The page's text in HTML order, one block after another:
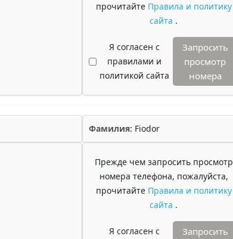
прочитайте Правила и политику
сайта .
Я согласен с
правилами и
политикой сайта
Запросить
просмотр
номера
Фамилия: Fiodor
Прежде чем запросить просмотр
номера телефона, пожалуйста,
прочитайте Правила и политику
сайта .
Я согласен с
Запросить